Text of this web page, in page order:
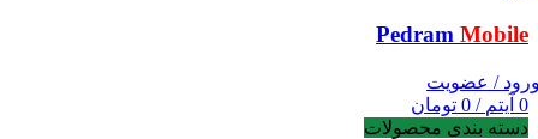
Pedram Mobile
/ عضویت
0 آیتم /
0 تومان
دسته بندی محصولات